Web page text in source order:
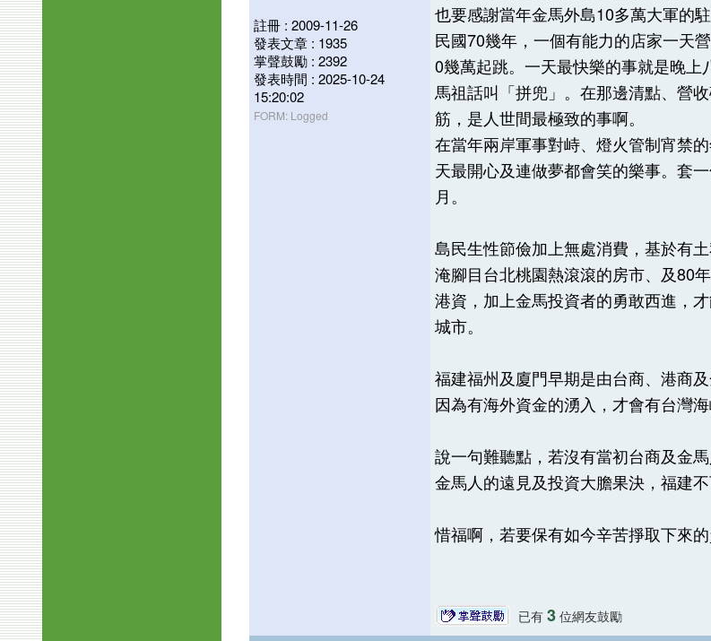
註冊 : 2009-11-26
發表文章 : 1935
掌聲鼓勵 : 2392
發表時間 : 2025-10-24
15:20:02
FORM: Logged
也要感謝當年金馬外島10多萬大軍的
民國70幾年，一個有能力的店家一天
0幾萬起跳。一天最快樂的事就是晚上
馬祖話叫「拼兜」。在那邊清點、營
筋，是人世間最極致的事啊。
在當年兩岸軍事對峙、燈火管制宵禁
天最開心及連做夢都會笑的樂事。套
月。
島民生性節儉加上無處消費，基於有
淹腳目台北桃園熱滾滾的房市、及80
港資，加上金馬投資者的勇敢西進，
城市。
福建福州及廈門早期是由台商、港商
因為有海外資金的湧入，才會有台灣
說一句難聽點，若沒有當初台商及金
金馬人的遠見及投資大膽果決，福建不
惜福啊，若要保有如今辛苦掙取下來
已有 3位網友鼓勵